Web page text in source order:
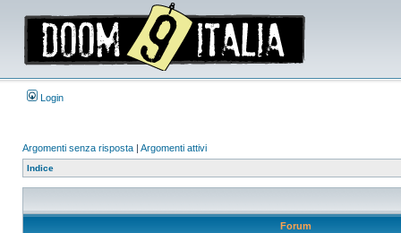
Login
Argomenti senza risposta | Argomenti attivi
Indice
Forum